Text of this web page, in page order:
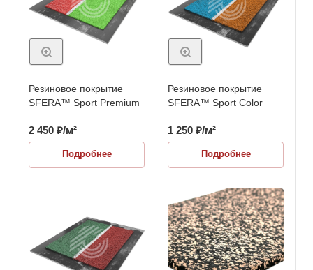
Резиновое покрытие
SFERA™ Sport Premium
2 450 ₽/м²
Подробнее
Резиновое покрытие
SFERA™ Sport Color
1 250 ₽/м²
Подробнее